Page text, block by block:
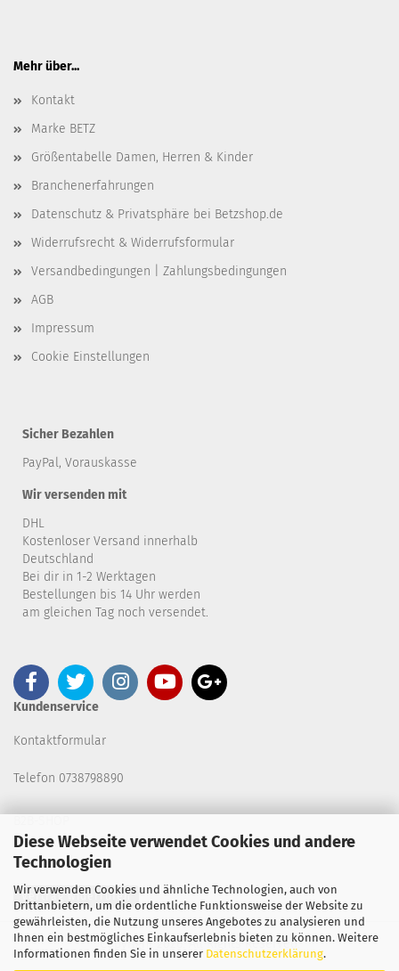
Diese Webseite verwendet Cookies und andere
Technologien
Wir verwenden Cookies und ähnliche Technologien, auch von
Drittanbietern, um die ordentliche Funktionsweise der Website zu
gewährleisten, die Nutzung unseres Angebotes zu analysieren und
Ihnen ein bestmögliches Einkaufserlebnis bieten zu können. Weitere
Informationen finden Sie in unserer Datenschutzerklärung.
Mehr über...
Kontakt
Marke BETZ
Größentabelle Damen, Herren & Kinder
Branchenerfahrungen
Datenschutz & Privatsphäre bei Betzshop.de
Widerrufsrecht & Widerrufsformular
Versandbedingungen | Zahlungsbedingungen
AGB
Impressum
Cookie Einstellungen
Sicher Bezahlen
PayPal, Vorauskasse
Wir versenden mit
DHL
Kostenloser Versand innerhalb
Deutschland
Bei dir in 1-2 Werktagen
Bestellungen bis 14 Uhr werden
am gleichen Tag noch versendet.
Kundenservice
Kontaktformular
Telefon 0738798890
Vertrag widerrufen
Copyright 2026. All Rights Reserved.